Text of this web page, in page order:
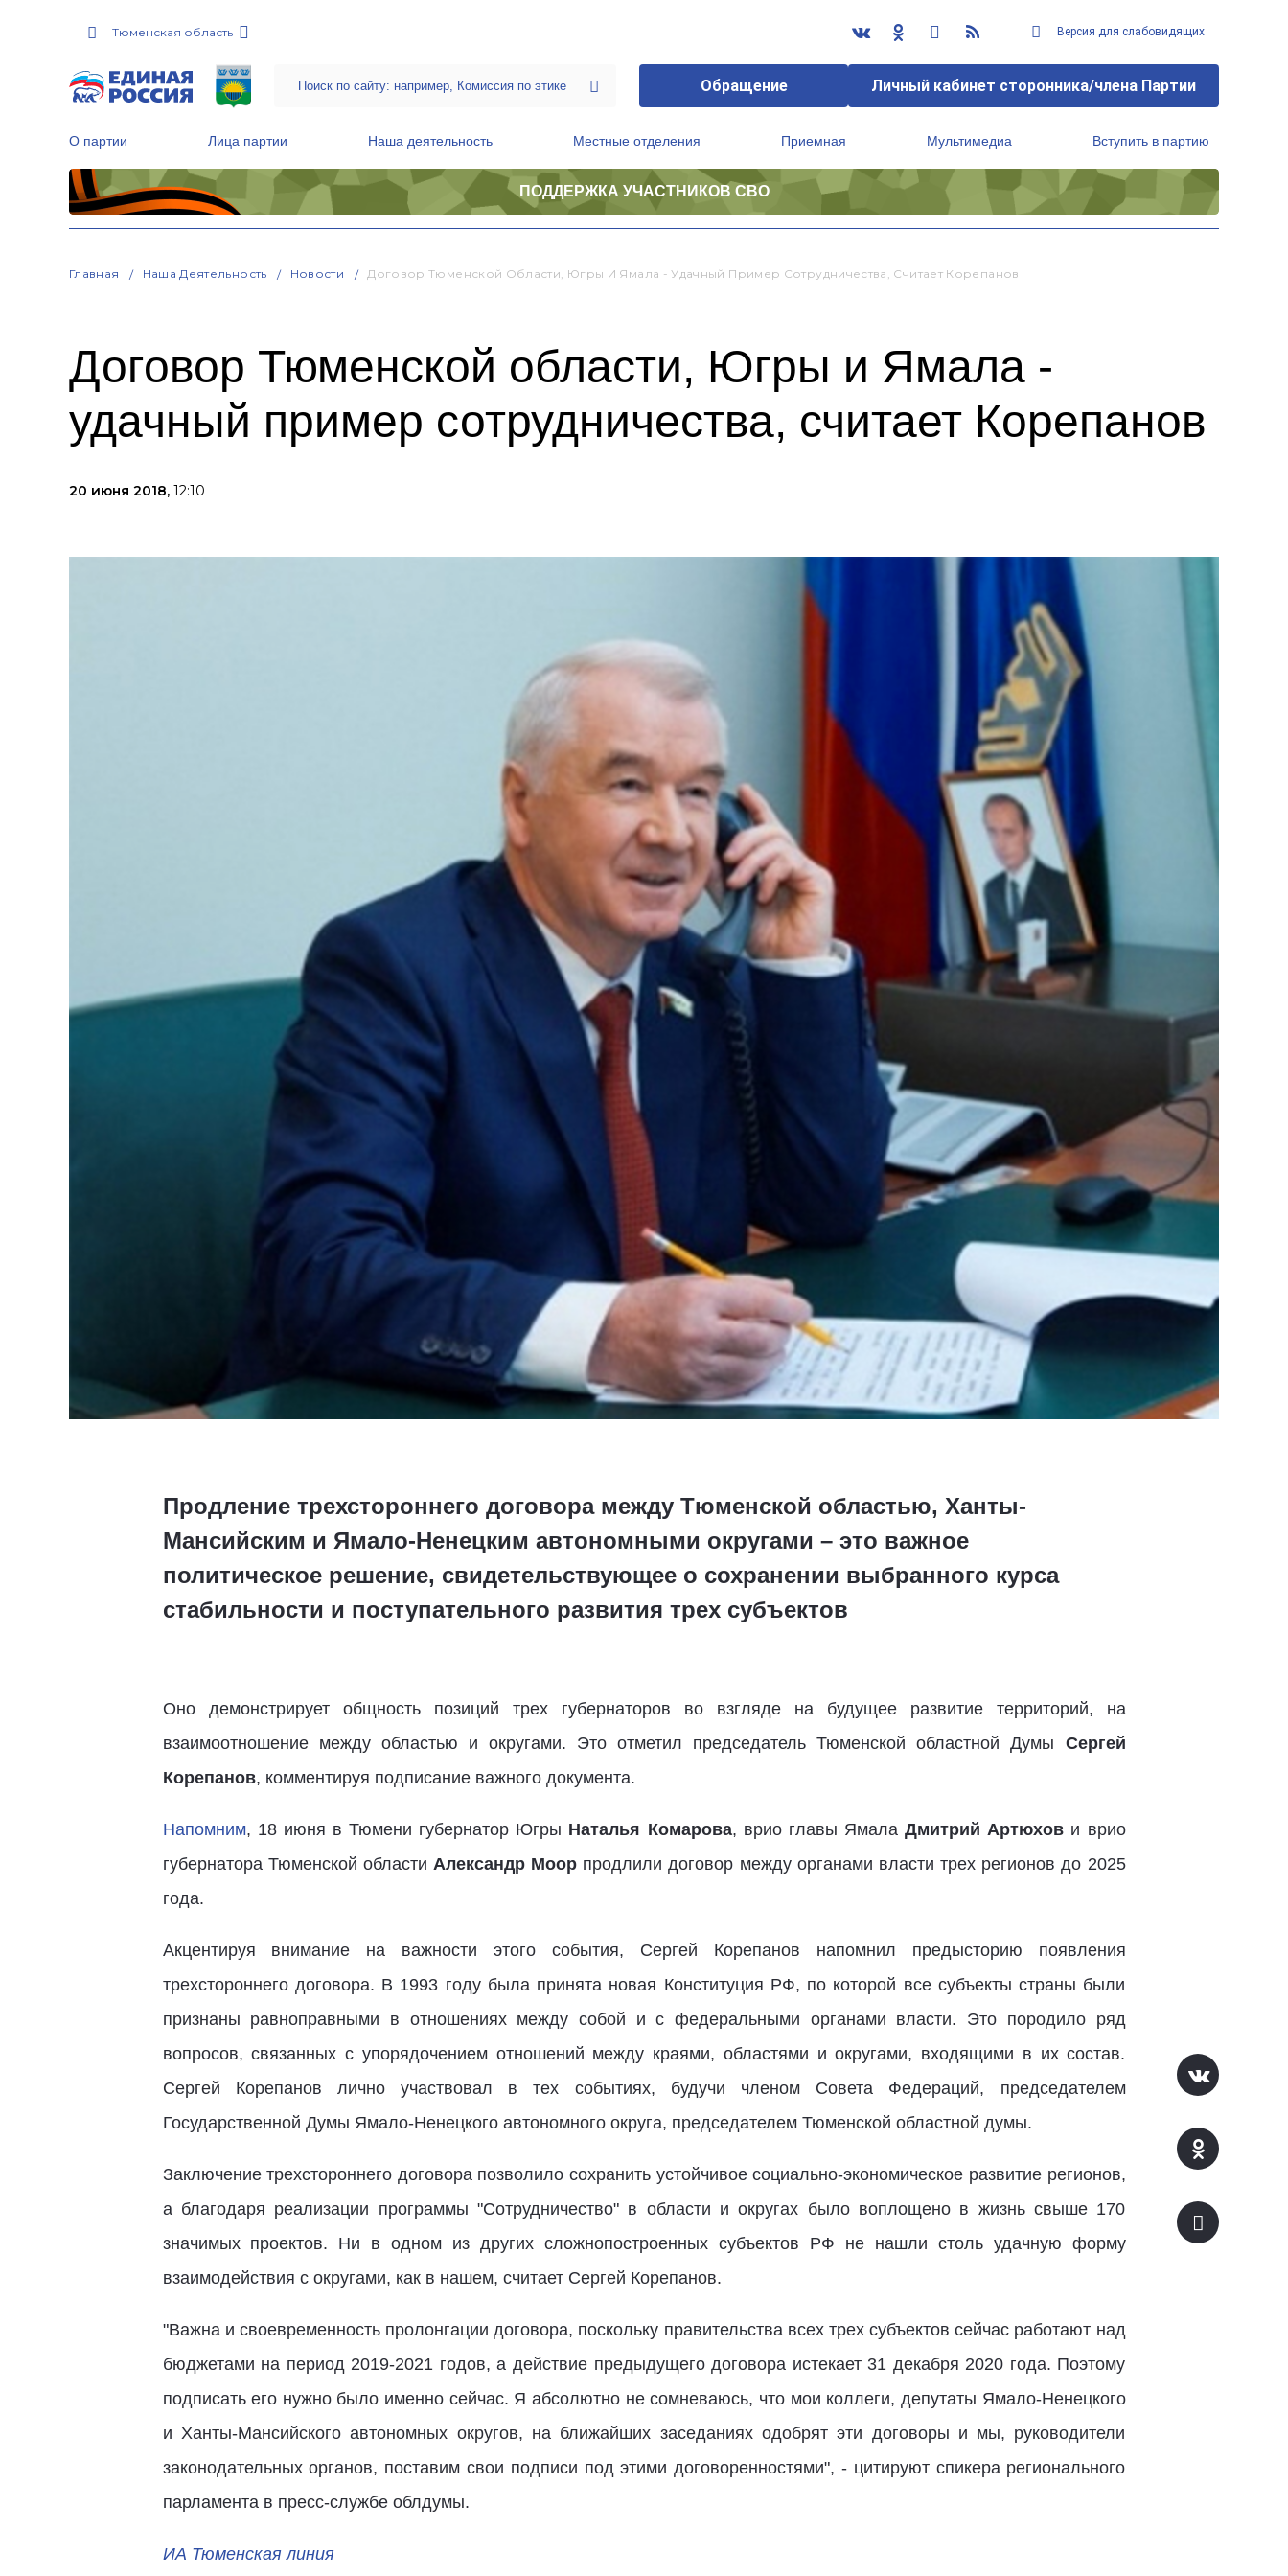
Тюменская область Версия для слабовидящих
Обращение Личный кабинет сторонника/члена Партии
О партии Лица партии Наша деятельность Местные отделения Приемная Мультимедиа Вступить в партию
ПОДДЕРЖКА УЧАСТНИКОВ СВО
Главная Наша Деятельность Новости Договор Тюменской Области, Югры И Ямала - Удачный Пример Сотрудничества, Считает Корепанов
Договор Тюменской области, Югры и Ямала -
удачный пример сотрудничества, считает Корепанов
20 июня 2018, 12:10
Продление трехстороннего договора между Тюменской областью, Ханты-
Мансийским и Ямало-Ненецким автономными округами – это важное
политическое решение, свидетельствующее о сохранении выбранного курса
стабильности и поступательного развития трех субъектов
Оно демонстрирует общность позиций трех губернаторов во взгляде на будущее развитие территорий, на
взаимоотношение между областью и округами. Это отметил председатель Тюменской областной Думы Сергей
Корепанов, комментируя подписание важного документа.
Напомним, 18 июня в Тюмени губернатор Югры Наталья Комарова, врио главы ЯмалаДмитрий Артюхов и врио
губернатора Тюменской области Александр Моор продлили договор между органами власти трех регионов до 2025
года.
Акцентируя внимание на важности этого события, Сергей Корепанов напомнил предысторию появления
трехстороннего договора. В 1993 году была принята новая Конституция РФ, по которой все субъекты страны были
признаны равноправными в отношениях между собой и с федеральными органами власти. Это породило ряд
вопросов, связанных с упорядочением отношений между краями, областями и округами, входящими в их состав.
Сергей Корепанов лично участвовал в тех событиях, будучи членом Совета Федераций, председателем
Государственной Думы Ямало-Ненецкого автономного округа, председателем Тюменской областной думы.
Заключение трехстороннего договора позволило сохранить устойчивое социально-экономическое развитие регионов,
а благодаря реализации программы "Сотрудничество" в области и округах было воплощено в жизнь свыше 170
значимых проектов. Ни в одном из других сложнопостроенных субъектов РФ не нашли столь удачную форму
взаимодействия с округами, как в нашем, считает Сергей Корепанов.
"Важна и своевременность пролонгации договора, поскольку правительства всех трех субъектов сейчас работают над
бюджетами на период 2019-2021 годов, а действие предыдущего договора истекает 31 декабря 2020 года. Поэтому
подписать его нужно было именно сейчас. Я абсолютно не сомневаюсь, что мои коллеги, депутаты Ямало-Ненецкого
и Ханты-Мансийского автономных округов, на ближайших заседаниях одобрят эти договоры и мы, руководители
законодательных органов, поставим свои подписи под этими договоренностями", - цитируют спикера регионального
парламента в пресс-службе облдумы.
ИА Тюменская линия